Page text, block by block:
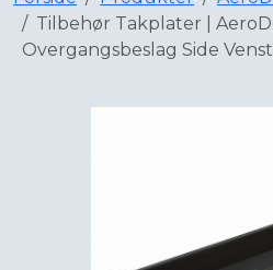
Tilbehør Takplater |
Overgangsbeslag Side